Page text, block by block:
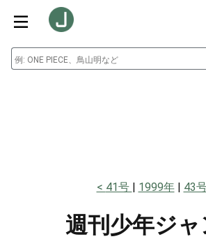
41号 1999年 43
週刊少年ジ